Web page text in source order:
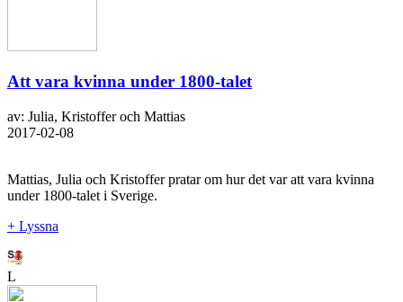
Att vara kvinna under 1800-talet
av: Julia, Kristoffer och Mattias
2017-02-08
Mattias, Julia och Kristoffer pratar om hur det var att vara kvinna
under 1800-talet i Sverige.
+ Lyssna
L